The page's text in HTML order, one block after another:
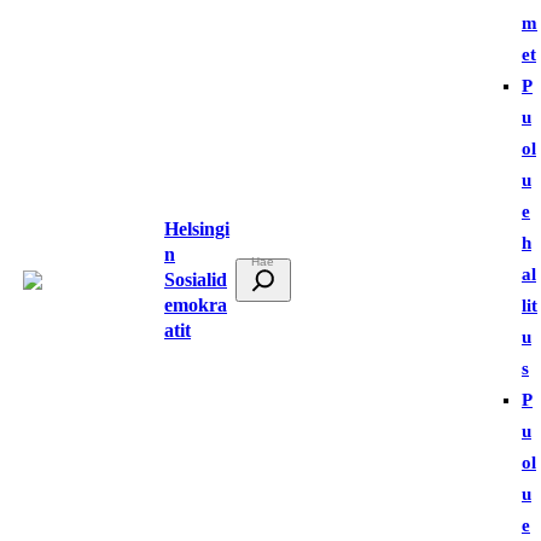
Helsingi
n
Sosialid
emokra
atit
t
m
et
P
u
ol
u
e
h
al
lit
u
s
P
u
ol
u
e